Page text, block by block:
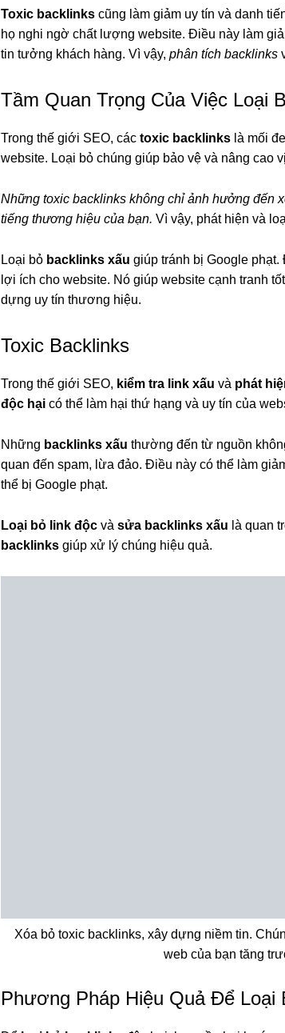
Toxic backlinks cũng làm giảm uy tín và danh
họ nghi ngờ chất lượng website. Điều này làm
tin tưởng khách hàng. Vì vậy, phân tích backlinks
Tầm Quan Trọng Của Việc Loại
Trong thế giới SEO, các toxic backlinks là mối
website. Loại bỏ chúng giúp bảo vệ và nâng cao
Những toxic backlinks không chỉ ảnh hưởng đến
tiếng thương hiệu của bạn. Vì vậy, phát hiện và
Loại bỏ backlinks xấu giúp tránh bị Google
lợi ích cho website. Nó giúp website cạnh tranh
dựng uy tín thương hiệu.
Toxic Backlinks
Trong thế giới SEO, kiểm tra link xấu và phát
độc hại có thể làm hại thứ hạng và uy tín của
Những backlinks xấu thường đến từ nguồn
quan đến spam, lừa đảo. Điều này có thể làm
thể bị Google phạt.
Loại bỏ link độc và sửa backlinks xấu là quan
backlinks giúp xử lý chúng hiệu quả.
Xóa bỏ toxic backlinks, xây dựng niềm tin.
web của bạn tăng
Phương Pháp Hiệu Quả Để Loại